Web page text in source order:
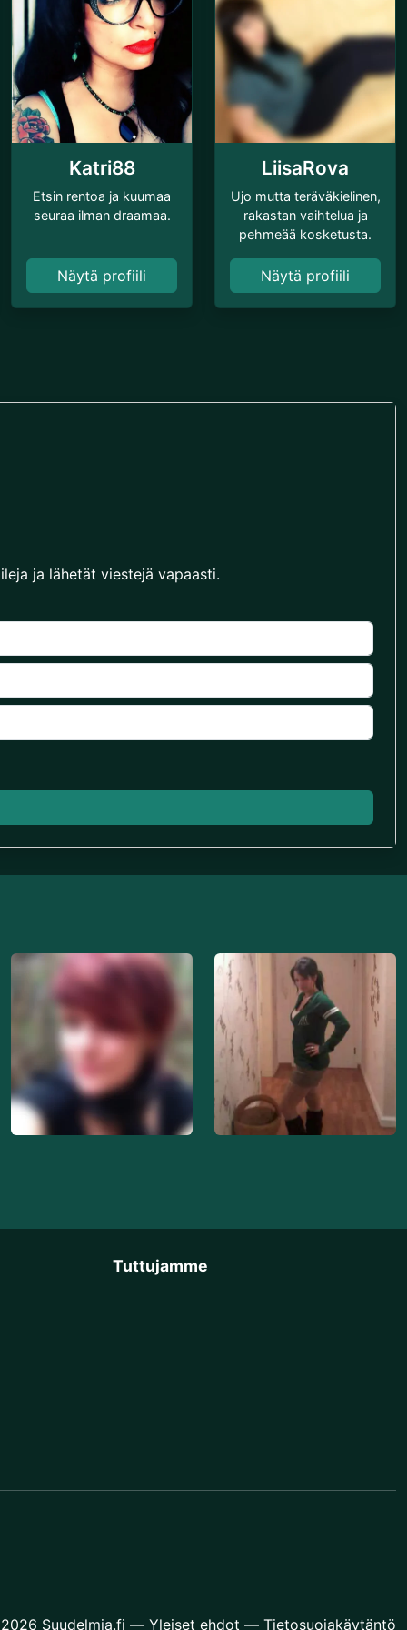
Katri88
Etsin rentoa ja kuumaa
seuraa ilman draamaa.
Näytä profiili
LiisaRova
Ujo mutta teräväkielinen,
rakastan vaihtelua ja
pehmeää kosketusta.
Näytä profiili
ja lähetät viestejä vapaasti.
Tuttujamme
Suudelmia.fi — Yleiset ehdot — Tietosuojakäytäntö